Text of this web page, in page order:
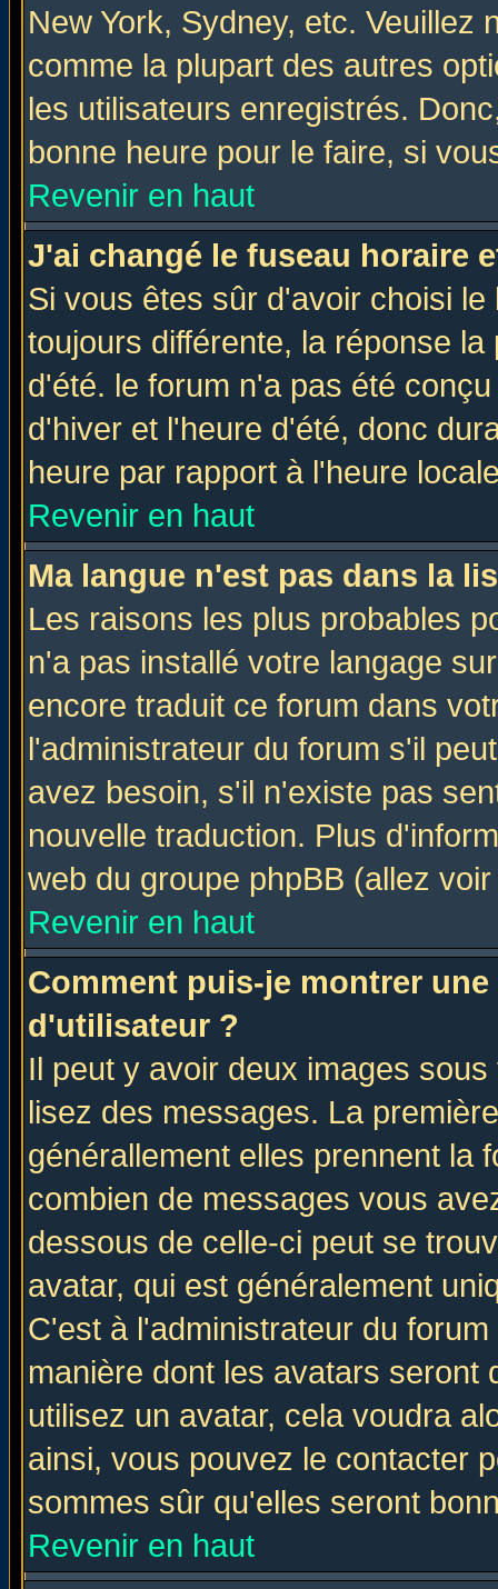
New York, Sydney, etc. Veuillez
comme la plupart des autres
les utilisateurs enregistrés.
bonne heure pour le faire, si
Revenir en haut
J'ai changé le fuseau horaire
Si vous êtes sûr d'avoir choisi
toujours différente, la réponse
d'été. le forum n'a pas été
d'hiver et l'heure d'été, donc
heure par rapport à l'heure
Revenir en haut
Ma langue n'est pas dans la
Les raisons les plus probables
n'a pas installé votre langage
encore traduit ce forum dans
l'administrateur du forum s'il
avez besoin, s'il n'existe pas
nouvelle traduction. Plus
web du groupe phpBB (allez
Revenir en haut
Comment puis-je montrer
d'utilisateur ?
Il peut y avoir deux images
lisez des messages. La
générallement elles prennent la
combien de messages vous
dessous de celle-ci peut se
avatar, qui est généralement
C'est à l'administrateur du
manière dont les avatars seront
utilisez un avatar, cela voudra
ainsi, vous pouvez le contacter
sommes sûr qu'elles seront
Revenir en haut